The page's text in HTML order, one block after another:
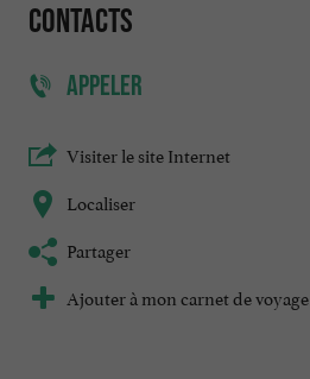
Contacts
APPELER
Visiter le site Internet
Localiser
Partager
Ajouter à mon carnet de voyage